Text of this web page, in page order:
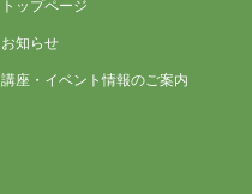
トップページ
お知らせ
講座・イベント情報のご案内